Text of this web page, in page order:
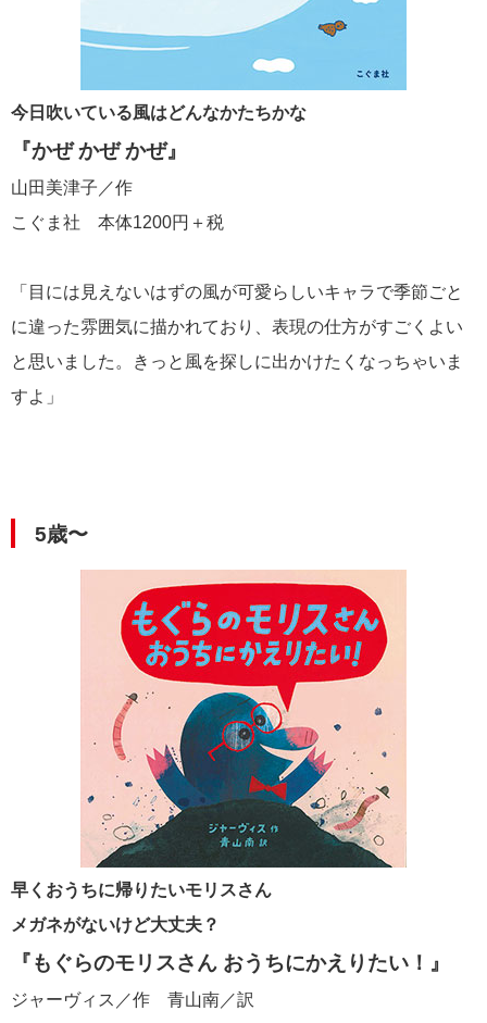
今日吹いている風はどんなかたちかな
『かぜ かぜ かぜ』
山田美津子／作
こぐま社 本体1200円＋税
「目には見えないはずの風が可愛らしいキャラで季節ごと
に違った雰囲気に描かれており、表現の仕方がすごくよい
と思いました。きっと風を探しに出かけたくなっちゃいま
すよ」
5歳〜
早くおうちに帰りたいモリスさん
メガネがないけど大丈夫？
『もぐらのモリスさん おうちにかえりたい！』
ジャーヴィス／作 青山南／訳